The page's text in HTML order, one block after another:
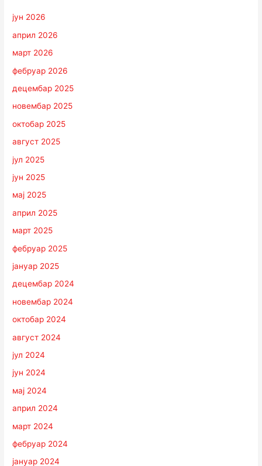
јун 2026
април 2026
март 2026
фебруар 2026
децембар 2025
новембар 2025
октобар 2025
август 2025
јул 2025
јун 2025
мај 2025
април 2025
март 2025
фебруар 2025
јануар 2025
децембар 2024
новембар 2024
октобар 2024
август 2024
јул 2024
јун 2024
мај 2024
април 2024
март 2024
фебруар 2024
јануар 2024